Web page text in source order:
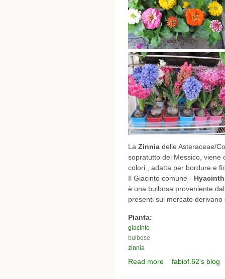
La Zinnia delle Asteraceae/
sopratutto del Messico, viene
colori , adatta per bordure e
Il Giacinto comune -
è una bulbosa proveniente
presenti sul mercato
Pianta:
giacinto
bulbose
zinnia
Read more about festa di colori
fabiof.62's blog